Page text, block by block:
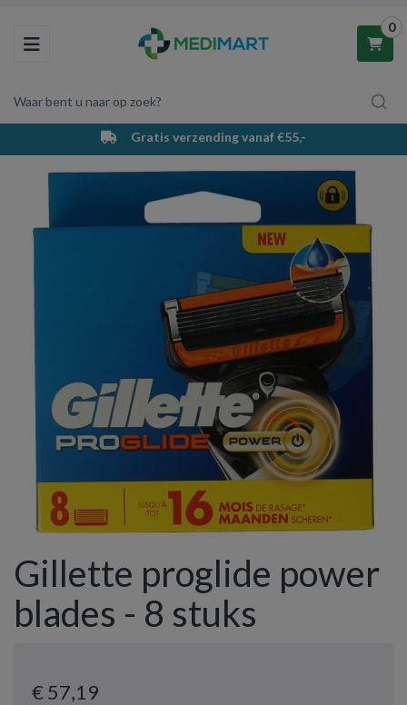
Toggle navigation
Waar bent u naar op zoek?
0
Winkelwagen
Uw winkelwagen is leeg.
Vul hem met producten.
Gratis verzending vanaf €55,-
Gillette proglide power
blades - 8 stuks
€ 57,19